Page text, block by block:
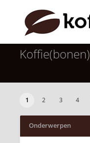
Koffie(bonen)
1 2 3 4
Onderwerpen